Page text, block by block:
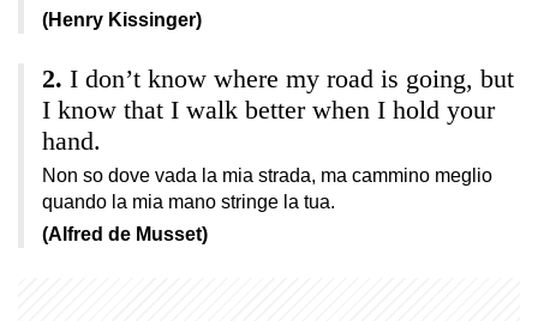
(Henry Kissinger)
I don’t know where my road is going, but
I know that I walk better when I hold your
hand.
Non so dove vada la mia strada, ma cammino meglio
quando la mia mano stringe la tua.
(Alfred de Musset)